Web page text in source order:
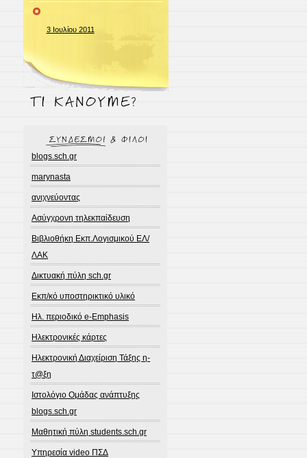
3 Ιουλίου 2011
blogs.sch.gr
marynasta
ανιχνεύοντας
Ασύγχρονη τηλεκπαίδευση
Βιβλιοθήκη Εκπ.Λογισμικού ΕΛ/
ΛΑΚ
Δικτυακή πύλη sch.gr
Εκπ/κό υποστηρικτικό υλικό
Ηλ. περιοδικό e-Emphasis
Ηλεκτρονικές κάρτες
Ηλεκτρονική Διαχείριση Τάξης η-
τ@ξη
Ιστολόγιο Ομάδας ανάπτυξης
blogs.sch.gr
Μαθητική πύλη students.sch.gr
Υπηρεσία video ΠΣΔ